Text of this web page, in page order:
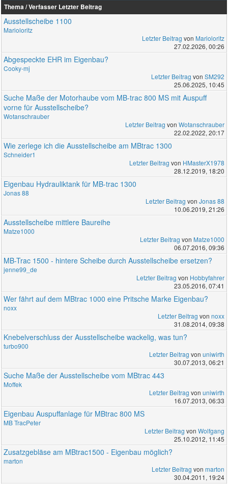
Thema / Verfasser Letzter Beitrag
Ausstellscheibe 1100
Marioloritz
Letzter Beitrag von Marioloritz
27.02.2026, 00:26
Abgespeckte EHR im Eigenbau?
Cooky-mj
Letzter Beitrag von SM292
25.06.2025, 10:45
Suche Maße der Motorhaube vom MB-trac 800 MS mit Auspuff
vorne für Ausstellscheibe?
Wotanschrauber
Letzter Beitrag von Wotanschrauber
22.02.2022, 20:17
Wie zerlege ich die Ausstellscheibe am MBtrac 1300
Schneider1
Letzter Beitrag von HMasterX1978
28.12.2019, 18:20
Eigenbau Hydrauliktank für MB-trac 1300
Jonas 88
Letzter Beitrag von Jonas 88
10.06.2019, 21:26
Ausstellscheibe mittlere Baureihe
Matze1000
Letzter Beitrag von Matze1000
06.07.2016, 09:36
MB-Trac 1500 - hintere Scheibe durch Ausstellscheibe ersetzen?
jenne99_de
Letzter Beitrag von Hobbyfahrer
23.05.2016, 07:41
Wer fährt auf dem MBtrac 1000 eine Pritsche Marke Eigenbau?
noxx
Letzter Beitrag von noxx
31.08.2014, 09:38
Knebelverschluss der Ausstellscheibe wackelig, was tun?
turbo900
Letzter Beitrag von uniwirth
30.07.2013, 06:21
Suche Maße der Ausstellscheibe vom MBtrac 443
Moffek
Letzter Beitrag von uniwirth
16.07.2013, 06:33
Eigenbau Auspuffanlage für MBtrac 800 MS
MB TracPeter
Letzter Beitrag von Wolfgang
25.10.2012, 11:45
Zusatzgebläse am MBtrac1500 - Eigenbau möglich?
marton
Letzter Beitrag von marton
30.04.2011, 19:24